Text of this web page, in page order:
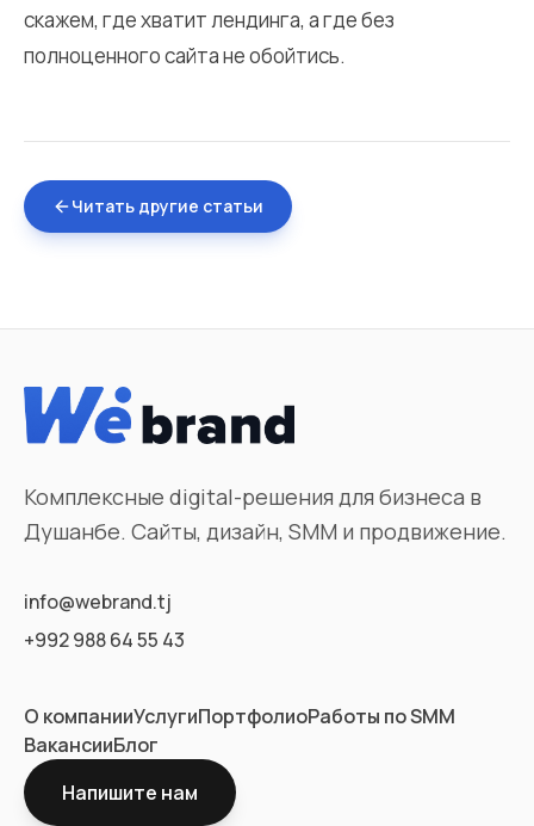
скажем, где хватит лендинга, а где без
полноценного сайта не обойтись.
Читать другие статьи
Комплексные digital-решения для бизнеса в
Душанбе. Сайты, дизайн, SMM и продвижение.
info@webrand.tj
+992 988 64 55 43
О компанииУслугиПортфолиоРаботы по SMM
ВакансииБлог
Напишите нам